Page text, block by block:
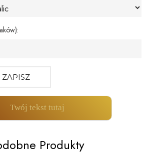
ZAPISZ
Twój tekst tutaj
Produkty